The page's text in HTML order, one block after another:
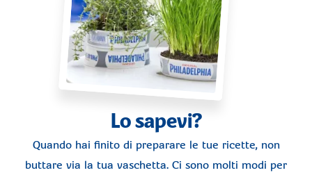
Lo sapevi?
Quando hai finito di preparare le tue ricette, non
buttare via la tua vaschetta. Ci sono molti modi per